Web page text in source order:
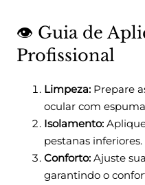
👁️ Guia de
Profissional
Limpeza: Prepare
ocular com
Isolamento:
pestanas
Conforto: Ajuste
garantindo o